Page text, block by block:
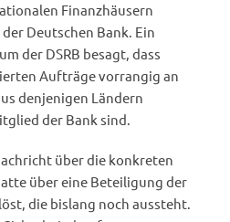
Finanzhäusern
Deutschen Bank. Ein
der DSRB besagt, dass
Aufträge vorrangig an
denjenigen Ländern
der Bank sind.
über die konkreten
über eine Beteiligung der
die bislang noch aussteht.